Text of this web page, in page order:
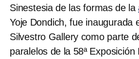
Sinestesia de las formas de la
Yoje Dondich, fue inaugurada
Silvestro Gallery como parte
paralelos de la 58ª